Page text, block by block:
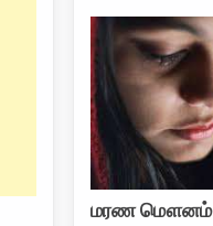
மரண மௌனம்